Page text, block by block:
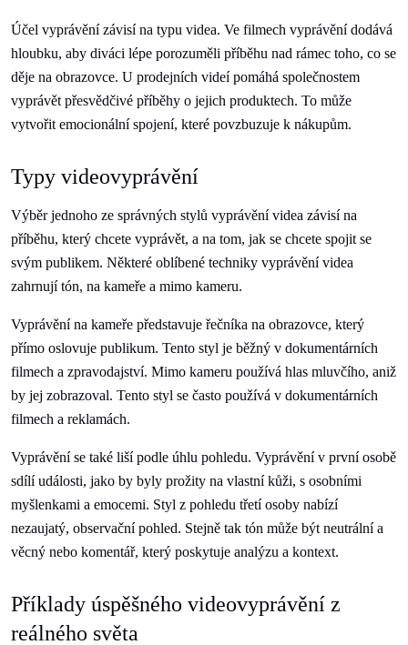
Účel vyprávění závisí na typu videa. Ve filmech vyprávění dodává
hloubku, aby diváci lépe porozuměli příběhu nad rámec toho, co se
děje na obrazovce. U prodejních videí pomáhá společnostem
vyprávět přesvědčivé příběhy o jejich produktech. To může
vytvořit emocionální spojení, které povzbuzuje k nákupům.
Typy videovyprávění
Výběr jednoho ze správných stylů vyprávění videa závisí na
příběhu, který chcete vyprávět, a na tom, jak se chcete spojit se
svým publikem. Některé oblíbené techniky vyprávění videa
zahrnují tón, na kameře a mimo kameru.
Vyprávění na kameře představuje řečníka na obrazovce, který
přímo oslovuje publikum. Tento styl je běžný v dokumentárních
filmech a zpravodajství. Mimo kameru používá hlas mluvčího, aniž
by jej zobrazoval. Tento styl se často používá v dokumentárních
filmech a reklamách.
Vyprávění se také liší podle úhlu pohledu. Vyprávění v první osobě
sdílí události, jako by byly prožity na vlastní kůži, s osobními
myšlenkami a emocemi. Styl z pohledu třetí osoby nabízí
nezaujatý, observační pohled. Stejně tak tón může být neutrální a
věcný nebo komentář, který poskytuje analýzu a kontext.
Příklady úspěšného videovyprávění z
reálného světa